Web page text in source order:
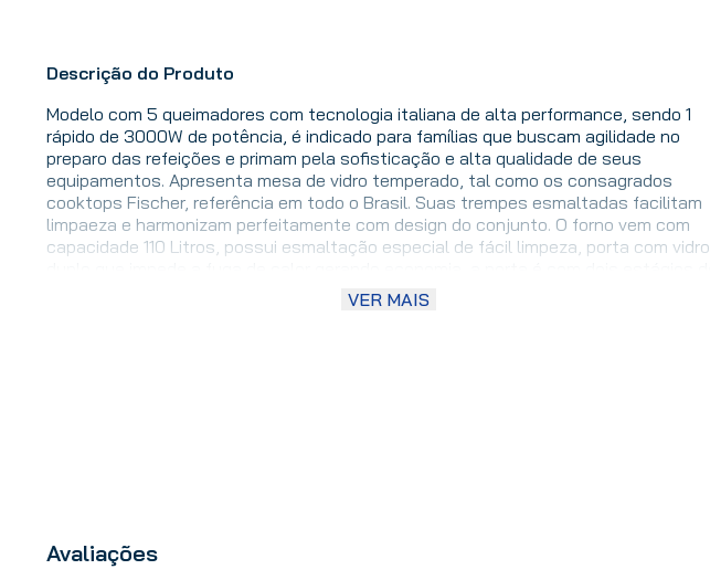
Descrição do Produto
Modelo com 5 queimadores com tecnologia italiana de alta performance, sendo 1
rápido de 3000W de potência, é indicado para famílias que buscam agilidade no
preparo das refeições e primam pela sofisticação e alta qualidade de seus
equipamentos. Apresenta mesa de vidro temperado, tal como os consagrados
cooktops Fischer, referência em todo o Brasil. Suas trempes esmaltadas facilitam
limpaeza e harmonizam perfeitamente com design do conjunto. O forno vem com
capacidade 110 Litros, possui esmaltação especial de fácil limpeza, porta com vidro
abertura, o que o torna mais seguro. Possui 2 grades cromadas ajustáveis,
deslizantes e removíveis. Apresenta luz interna para melhor visualização. Produto
VER MAIS
Avaliações